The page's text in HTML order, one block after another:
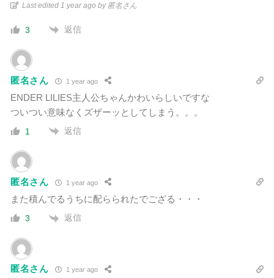
Last edited 1 year ago by 匿名さん
3 返信
匿名さん 1 year ago
ENDER LILIES主人公ちゃんかわいらしいですな
ついつい意味なくズザーッとしてしまう。。。
1 返信
匿名さん 1 year ago
また積んでるうちに配らられたでござる・・・
3 返信
匿名さん 1 year ago